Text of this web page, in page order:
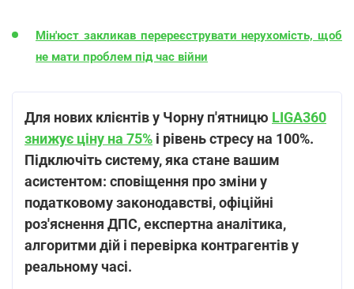
Мін'юст закликав перереєструвати нерухомість, щоб
не мати проблем під час війни
Для нових клієнтів у Чорну п'ятницю LIGA360
знижує ціну на 75% і рівень стресу на 100%.
Підключіть систему, яка стане вашим
асистентом: сповіщення про зміни у
податковому законодавстві, офіційні
роз'яснення ДПС, експертна аналітика,
алгоритми дій і перевірка контрагентів у
реальному часі.